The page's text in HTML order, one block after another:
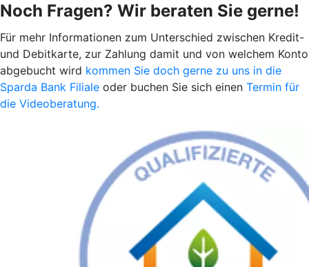
Noch Fragen? Wir beraten Sie gerne!
Für mehr Informationen zum Unterschied zwischen Kredit-
und Debitkarte, zur Zahlung damit und von welchem Konto
abgebucht wird kommen Sie doch gerne zu uns in die
Sparda Bank Filiale oder buchen Sie sich einen Termin für
die Videoberatung.